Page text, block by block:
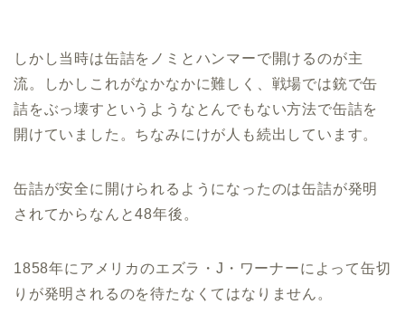
しかし当時は缶詰をノミとハンマーで開けるのが主
流。しかしこれがなかなかに難しく、戦場では銃で缶
詰をぶっ壊すというようなとんでもない方法で缶詰を
開けていました。ちなみにけが人も続出しています。
缶詰が安全に開けられるようになったのは缶詰が発明
されてからなんと48年後。
1858年にアメリカのエズラ・J・ワーナーによって缶切
りが発明されるのを待たなくてはなりません。